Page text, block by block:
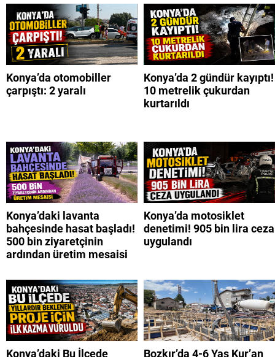
Konya’da otomobiller
çarpıştı: 2 yaralı
Konya’da 2 gündür kayıptı!
10 metrelik çukurdan
kurtarıldı
Konya’daki lavanta
bahçesinde hasat başladı!
500 bin ziyaretçinin
ardından üretim mesaisi
Konya’da motosiklet
denetimi! 905 bin lira ceza
uygulandı
Konya’daki Bu İlçede
Bozkır’da 4-6 Yaş Kur’an